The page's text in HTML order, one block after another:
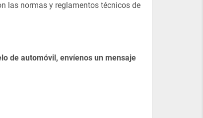
las normas y reglamentos técnicos de
de automóvil, envíenos un mensaje